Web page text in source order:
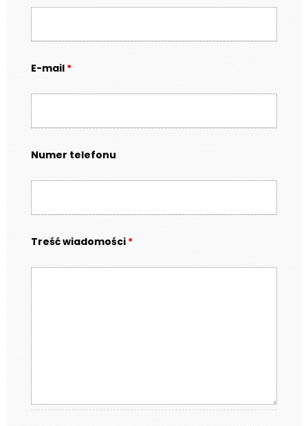
E-mail *
Numer telefonu
Treść wiadomości *